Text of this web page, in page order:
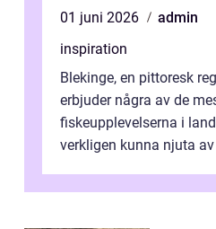
01 juni 2026
admin
inspiration
Blekinge, en pittoresk
erbjuder några av de
fiskeupplevelserna i
verkligen kunna njuta